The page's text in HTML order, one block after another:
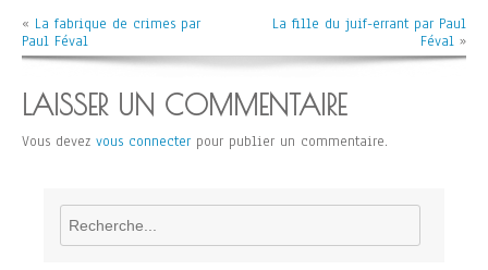
« La fabrique de crimes par
Paul Féval
La fille du juif-errant par Paul
Féval »
LAISSER UN COMMENTAIRE
Vous devez vous connecter pour publier un commentaire.
Rechercher